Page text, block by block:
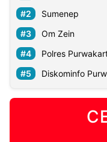
Sumenep
Om Zein
Polres
Diskominfo